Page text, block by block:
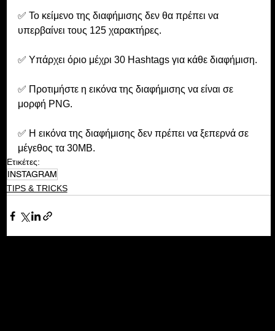
✅ Το κείμενο της διαφήμισης δεν θα πρέπει να
υπερβαίνει τους 125 χαρακτήρες.
✅ Υπάρχει όριο μέχρι 30 Hashtags για κάθε διαφήμιση.
✅ Προτιμήστε η εικόνα της διαφήμισης να είναι σε
μορφή PNG.
✅ Η εικόνα της διαφήμισης δεν πρέπει να ξεπερνά σε
μέγεθος τα 30MB.
Ετικέτες:
INSTAGRAM
TIPS & TRICKS